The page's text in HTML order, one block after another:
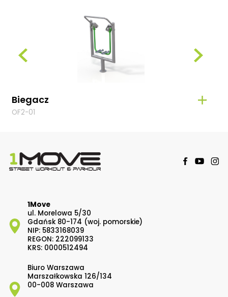
Biegacz
OF2-01
1Move
ul. Morelowa 5/30
Gdańsk 80-174 (woj. pomorskie)
NIP: 5833168039
REGON: 222099133
KRS: 0000512494
Biuro Warszawa
Marszałkowska 126/134
00-008 Warszawa